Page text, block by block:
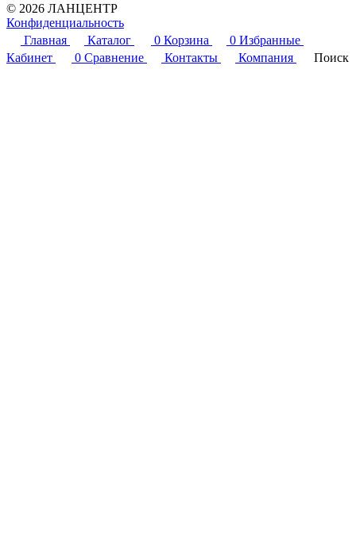
© 2026 ЛАНЦЕНТР
Конфиденциальность
Главная
Каталог 0 Корзина 0 Избранные
Кабинет
0 Сравнение Контакты Компания Поиск